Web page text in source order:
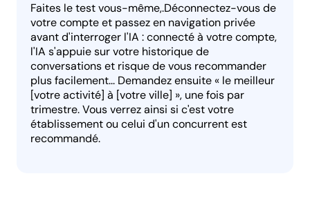
Faites le test vous-même,.Déconnectez-vous de
votre compte et passez en navigation privée
avant d'interroger l'IA : connecté à votre compte,
l'IA s'appuie sur votre historique de
conversations et risque de vous recommander
plus facilement... Demandez ensuite « le meilleur
[votre activité] à [votre ville] », une fois par
trimestre. Vous verrez ainsi si c'est votre
établissement ou celui d'un concurrent est
recommandé.